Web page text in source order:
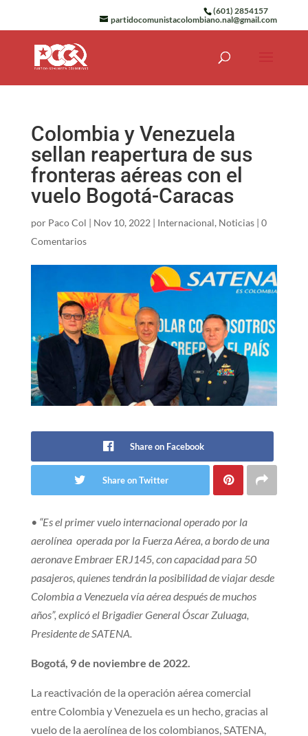
(601) 2854157
partidocomunistacolombiano.nal@gmail.com
Colombia y Venezuela
sellan reapertura de sus
fronteras aéreas con el
vuelo Bogotá-Caracas
por Paco Col | Nov 10, 2022 | Internacional, Noticias| 0
Comentarios
Share on Facebook
Share on Twitter
• “Es el primer vuelo internacional operado por la
aerolínea operada por la Fuerza Aérea, a bordo de una
aeronave Embraer ERJ145, con capacidad para 50
pasajeros, quienes tendrán la posibilidad de viajar desde
Colombia a Venezuela vía aérea después de muchos
años”, explicó el Brigadier General Óscar Zuluaga,
Presidente de SATENA.
Bogotá, 9 de noviembre de 2022.
La reactivación de la operación aérea comercial
entre Colombia y Venezuela es un hecho, gracias al
vuelo de la aerolínea de los colombianos, SATENA,